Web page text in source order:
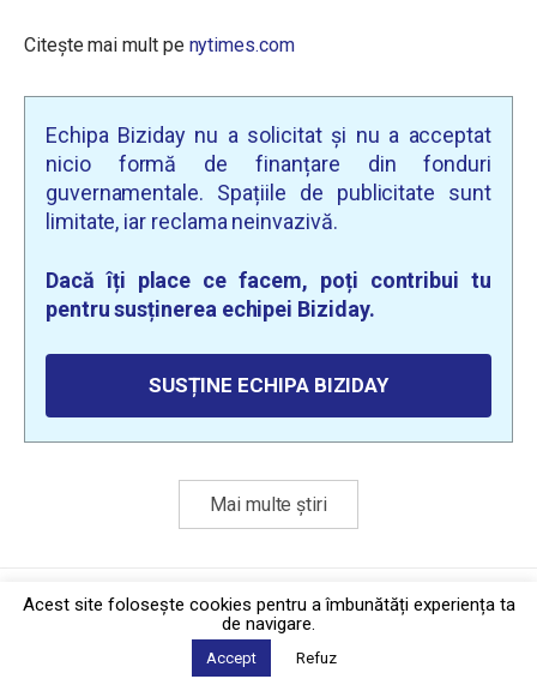
Citește mai mult pe nytimes.com
Echipa Biziday nu a solicitat și nu a acceptat
nicio formă de finanțare din fonduri
guvernamentale. Spațiile de publicitate sunt
limitate, iar reclama neinvazivă.
Dacă îți place ce facem, poți contribui tu
pentru susținerea echipei Biziday.
SUSȚINE ECHIPA BIZIDAY
Mai multe știri
Politica de confidențialitate·Contact
2026 © Biziday
Acest site foloseşte cookies pentru a îmbunătăți experiența ta
de navigare.
Accept Refuz